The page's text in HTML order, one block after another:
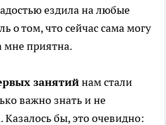
ездила на любые
о том, что сейчас сама могу
мне приятна.
занятийнам стали
важно знать и не
Казалось бы, это очевидно: